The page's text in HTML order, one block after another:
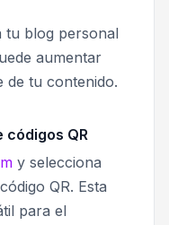
tu blog personal
aumentar
de tu contenido.
códigos QR
y selecciona
QR. Esta
para el